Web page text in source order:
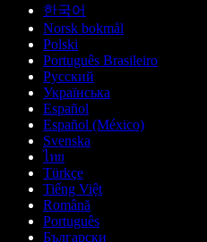
한국어
Norsk bokmål
Polski
Português Brasileiro
Русский
Українська
Español
Español (México)
Svenska
ไทย
Türkçe
Tiếng Việt
Română
Português
Български